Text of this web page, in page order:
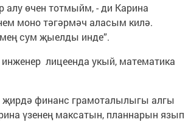
алу өчен тотмыйм, - ди Карина
моно тәгәрмәч аласым килә.
мең сум җыелды инде”.
лицеенда укый, математика
җирдә финанс грамоталылыгы алгы
үзенең максатын, планнарын язып